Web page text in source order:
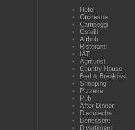
Hotel
Orchestre
Campeggi
Ostelli
Airbnb
Ristoranti
IAT
Agriturist
Country House
Bed & Breakfast
Shopping
Pizzerie
Pub
After Dinner
Discoteche
Benessere
Divertimenti